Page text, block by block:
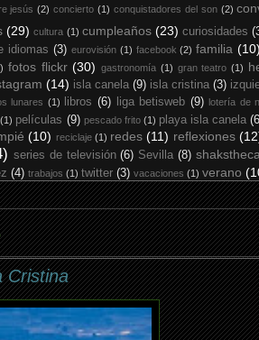
jesús (2) concierto (1) conquistadores del son (2)
(29) cultura (1) cumpleaños (23) curiosidades
idiomas (3) eurovisión (1) facebook (2) familia (10)
fotos flickr (30) gastronomía (1) gran teatro (1)
(14) isla canela (9) isla cristina (3)
lunares (1) libros (6) liga betisweb (9) lotería de
(1) películas (9) pescado frito (1) playa isla canela
(10) reciclaje (1) redes (11) reflexiones
series de televisión (6) Sevilla (8)
(4) trabajos (1) twitter (3) vacaciones (1) verano
Cristina